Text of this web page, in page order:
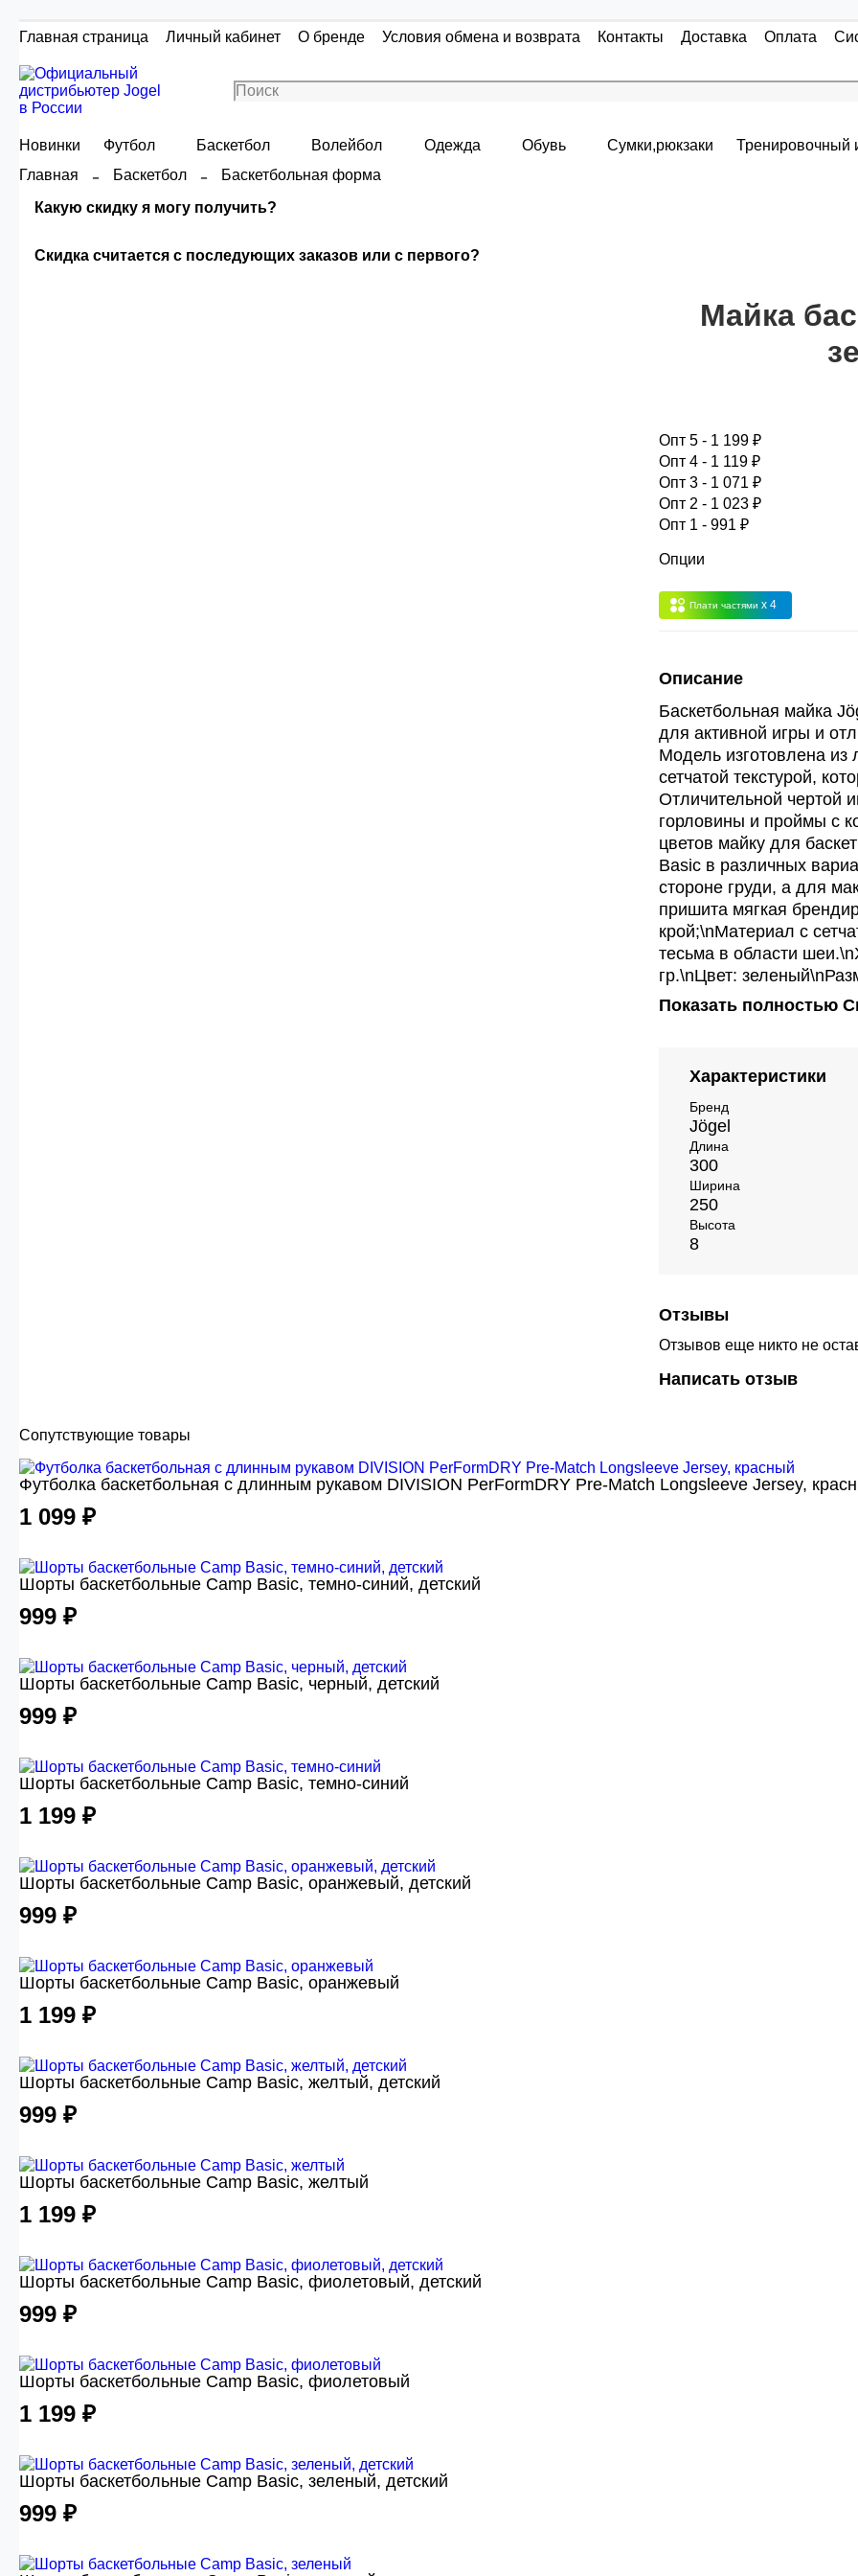
Главная страница Личный кабинет О бренде Условия обмена и возврата Контакты Доставка Оплата
Новинки Футбол Баскетбол Волейбол Одежда Обувь Сумки,рюкзаки Тренировочный
Главная
Баскетбол
Баскетбольная форма
Какую скидку я могу получить?
Сумма скидки зависит от стоимости вашего заказа, общая сумма заказа
сумма всех заказов за 6 месяцев - 30.000
- сумма всех заказов за 6 месяцев 80.000 рублей
- сумма всех заказов за 6 месяцев 200.000
сумма всех заказов за 6 месяцев - 400.000
Скидка считается с последующих заказов или с первого?
Майка
Опт 5 - 1 199 ₽
Опт 4 - 1 119 ₽
Опт 3 - 1 071 ₽
Опт 2 - 1 023 ₽
Опт 1 - 991 ₽
Опции
Плати частями x 4
Описание
Баскетбольная майка
для активной игры и
Модель изготовлена из
сетчатой текстурой,
Отличительной чертой
горловины и проймы с
цветов майку для
Basic в различных
стороне груди, а для
пришита мягкая
крой;\nМатериал с
тесьма в области
гр.\nЦвет:
Показать полностью
Характеристики
Бренд
Jögel
Длина
300
Ширина
250
Высота
8
Отзывы
Отзывов еще никто не
Написать отзыв
Сопутствующие товары
Футболка баскетбольная с длинным рукавом DIVISION PerFormDRY Pre-Match Longsleeve Jersey,
1 099 ₽
Шорты баскетбольные Camp Basic, темно-синий, детский
999 ₽
Шорты баскетбольные Camp Basic, черный, детский
999 ₽
Шорты баскетбольные Camp Basic, темно-синий
1 199 ₽
Шорты баскетбольные Camp Basic, оранжевый, детский
999 ₽
Шорты баскетбольные Camp Basic, оранжевый
1 199 ₽
Шорты баскетбольные Camp Basic, желтый, детский
999 ₽
Шорты баскетбольные Camp Basic, желтый
1 199 ₽
Шорты баскетбольные Camp Basic, фиолетовый, детский
999 ₽
Шорты баскетбольные Camp Basic, фиолетовый
1 199 ₽
Шорты баскетбольные Camp Basic, зеленый, детский
999 ₽